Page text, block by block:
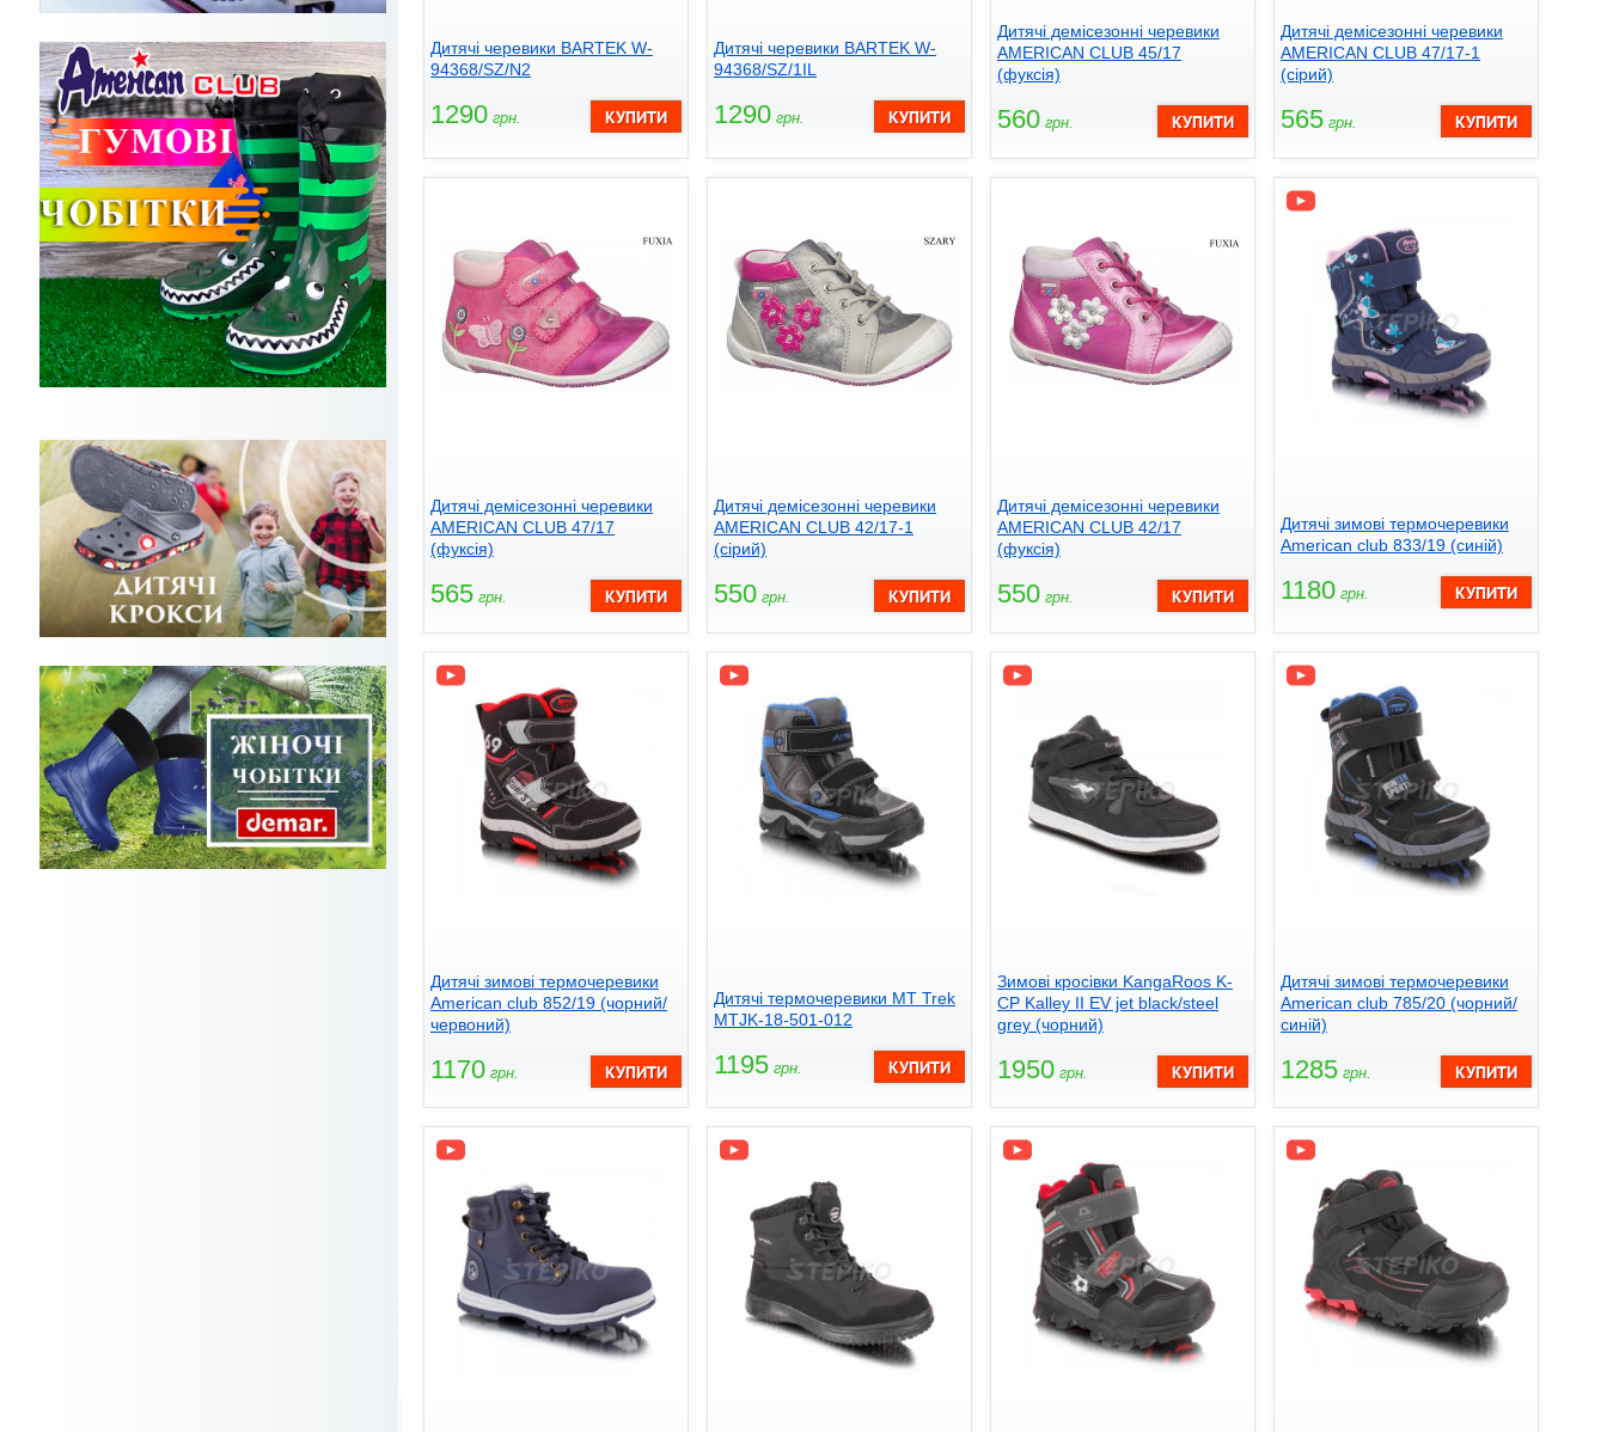
Дитячі черевики BARTEK W-
94368/SZ/N2
1290 грн.
Дитячі черевики BARTEK W-
94368/SZ/1IL
1290 грн.
Дитячі демісезонні черевики
AMERICAN CLUB 45/17
(фуксія)
560 грн.
Дитячі демісезонні черевики
AMERICAN CLUB 47/17-1
(сірий)
565 грн.
Дитячі демісезонні черевики
AMERICAN CLUB 47/17
(фуксія)
565 грн.
Дитячі демісезонні черевики
AMERICAN CLUB 42/17-1
(сірий)
550 грн.
Дитячі демісезонні черевики
AMERICAN CLUB 42/17
(фуксія)
550 грн.
Дитячі зимові термочеревики
American club 833/19 (синій)
1180 грн.
Дитячі зимові термочеревики
American club 852/19 (чорний/
червоний)
1170 грн.
Дитячі термочеревики MT Trek
MTJK-18-501-012
1195 грн.
Зимові кросівки KangaRoos K-
CP Kalley II EV jet black/steel
grey (чорний)
1950 грн.
Дитячі зимові термочеревики
American club 785/20 (чорний/
синій)
1285 грн.